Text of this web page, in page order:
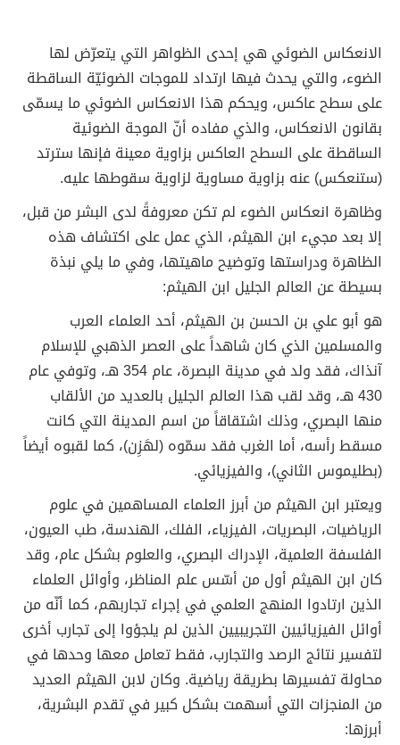
الانعكاس الضوئي هي إحدى الظواهر التي يتعرّض لها
الضوء، والتي يحدث فيها ارتداد للموجات الضوئيّة الساقطة
على سطح عاكس، ويحكم هذا الانعكاس الضوئي ما يسمّى
بقانون الانعكاس، والذي مفاده أنّ الموجة الضوئية
الساقطة على السطح العاكس بزاوية معينة فإنها سترتد
(ستنعكس) عنه بزاوية مساوية لزاوية سقوطها عليه.
وظاهرة انعكاس الضوء لم تكن معروفةً لدى البشر من قبل،
إلا بعد مجيء ابن الهيثم، الذي عمل على اكتشاف هذه
الظاهرة ودراستها وتوضيح ماهيتها، وفي ما يلي نبذة
بسيطة عن العالم الجليل ابن الهيثم:
هو أبو علي بن الحسن بن الهيثم، أحد العلماء العرب
والمسلمين الذي كان شاهداً على العصر الذهبي للإسلام
آنذاك، فقد ولد في مدينة البصرة، عام 354 هـ، وتوفي عام
430 هـ، وقد لقب هذا العالم الجليل بالعديد من الألقاب
منها البصري، وذلك اشتقاقاً من اسم المدينة التي كانت
مسقط رأسه، أما الغرب فقد سمّوه (لهَزِن)، كما لقبوه أيضاً
(بطليموس الثاني)، والفيزيائي.
ويعتبر ابن الهيثم من أبرز العلماء المساهمين في علوم
الرياضيات، البصريات، الفيزياء، الفلك، الهندسة، طب العيون،
الفلسفة العلمية، الإدراك البصري، والعلوم بشكل عام، وقد
كان ابن الهيثم أول من أسّس علم المناظر، وأوائل العلماء
الذين ارتادوا المنهج العلمي في إجراء تجاربهم، كما أنّه من
أوائل الفيزيائيين التجريبيين الذين لم يلجؤوا إلى تجارب أخرى
لتفسير نتائج الرصد والتجارب، فقط تعامل معها وحدها في
محاولة تفسيرها بطريقة رياضية. وكان لابن الهيثم العديد
من المنجزات التي أسهمت بشكل كبير في تقدم البشرية،
أبرزها: